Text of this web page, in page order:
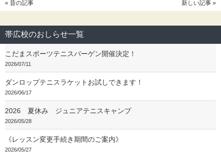
« 昔の記事 新しい記事 »
帯広校のおしらせ一覧
こだまスポーツテニスバーゲン開催決定！
2026/07/11
ダンロップテニスラケットお試しできます！
2026/06/17
2026 夏休み ジュニアテニスキャンプ
2026/05/28
《レッスン変更手続き期間のご案内》
2026/05/27